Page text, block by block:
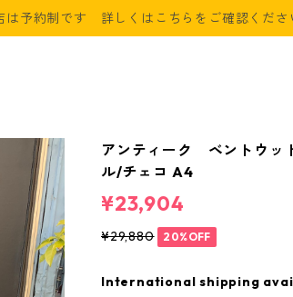
は予約制です 詳しくはこちらをご確認くださ
アンティーク ベントウッ
ル/チェコ A4
¥23,904
¥29,880 20%OFF
International shipping